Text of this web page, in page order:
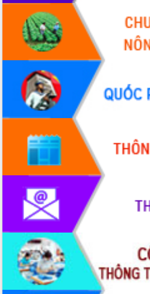
Quyết liệt tháo gỡ vướng mắc, đẩy
nhanh tiến độ các dự án trọng điểm
trong Khu kinh tế Nam Phú Yên
Hòn Yến phát triển du lịch gắn với bảo
tồn biển
Lấy ý kiến điều chỉnh Quy hoạch tỉnh
Đắk Lắk thời kỳ 2021-2030, tầm nhìn
đến năm 2050
Phát động chiến dịch 30 ngày đêm
giải phóng mặt bằng Tuyến đường bộ
ven biển
Đắk Lắk nỗ lực thúc đẩy tăng trưởng
kinh tế từ 10% trở lên trong Quý
II/2026
Đắk Lắk ký kết thỏa thuận hợp tác về
chuyển đổi số giai đoạn 2026 – 2030
với Tập đoàn Bưu chính Viễn thông
Việt Nam
Thứ trưởng Bộ Y tế làm việc với tỉnh
Đắk Lắk về phát triển nhân lực y tế
cho trạm y tế cấp xã